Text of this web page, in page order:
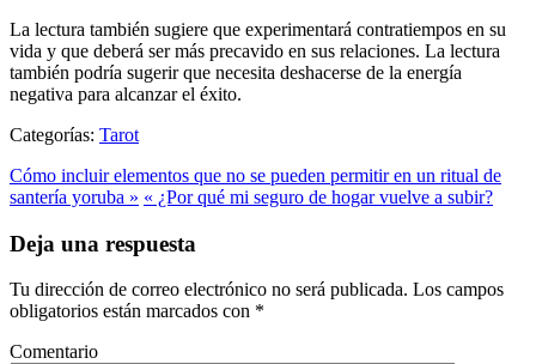
La lectura también sugiere que experimentará contratiempos en su
vida y que deberá ser más precavido en sus relaciones. La lectura
también podría sugerir que necesita deshacerse de la energía
negativa para alcanzar el éxito.
Categorías: Tarot
Cómo incluir elementos que no se pueden permitir en un ritual de
santería yoruba » « ¿Por qué mi seguro de hogar vuelve a subir?
Deja una respuesta
Tu dirección de correo electrónico no será publicada. Los campos
obligatorios están marcados con *
Comentario